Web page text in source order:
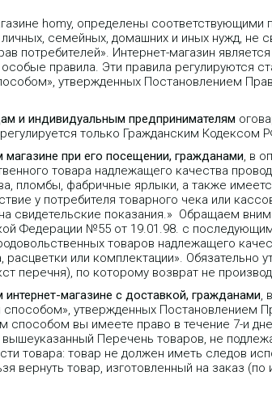
homy, определены соответствующими
семейных, домашних и иных нужд, не
потребителей». Интернет-магазин
правила. Эти правила регулируются
утвержденных Постановлением
и индивидуальным предпринимателям
только Гражданским Кодексом
при его посещении, гражданами, в
товара надлежащего качества
пломбы, фабричные ярлыки, а также
у потребителя товарного чека или
свидетельские показания.» Обращаем
Федерации №55 от 19.01.98. с
товаров надлежащего
или комплектации». Обязательно
перечня), по которому возврат не
магазине с доставкой, гражданами,
утвержденных Постановлением
способом вы имеете право в течение 7-и
Перечень товаров, не
товара: товар не должен иметь следов
товар, изготовленный на заказ (по